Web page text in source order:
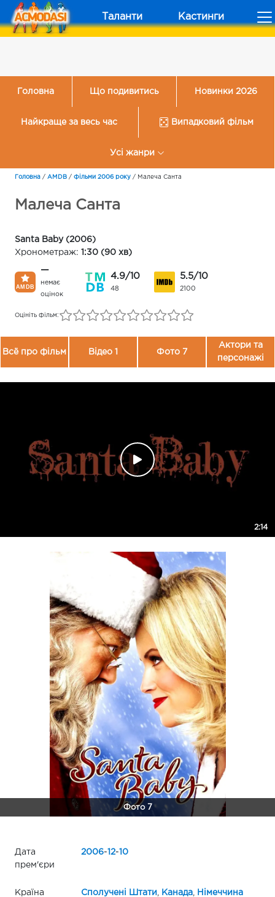
Таланти Кастинги
Головна Що подивитись Новинки 2026
Найкраще за весь час Випадковий фільм
Усі жанри
Головна / AMDB / Фільми 2006 року / Малеча Санта
Малеча Санта
Santa Baby (2006)
Хронометраж: 1:30 (90 хв)
—
немає
оцінок
4.9/10
48
5.5/10
2100
Оцініть фільм:
Всё про фільм Відео 1 Фото 7
Актори та
персонажі
2:14
Фото 7
Дата
прем'єри
2006-12-10
Країна Сполучені Штати Канада, Німеччина